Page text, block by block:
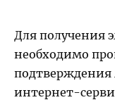
Для получения
необходимо
подтверждения
интернет-